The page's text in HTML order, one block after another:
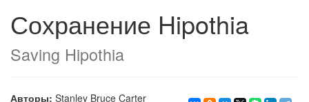
Сохранение Hipothia
Saving Hipothia
Авторы: Stanley Bruce Carter